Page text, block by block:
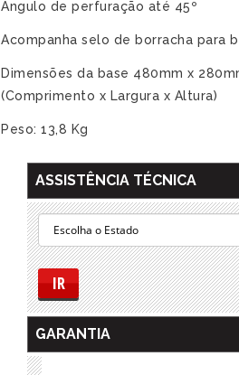
Ângulo de perfuração até 45º
Acompanha selo de borracha para
Dimensões da base 480mm x
(Comprimento x Largura x Altura)
Peso: 13,8 Kg
ASSISTÊNCIA TÉCNICA
IR
GARANTIA